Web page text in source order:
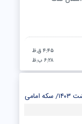
۴:۴۵ ق.ظ
۶:۲۸ ب.ظ